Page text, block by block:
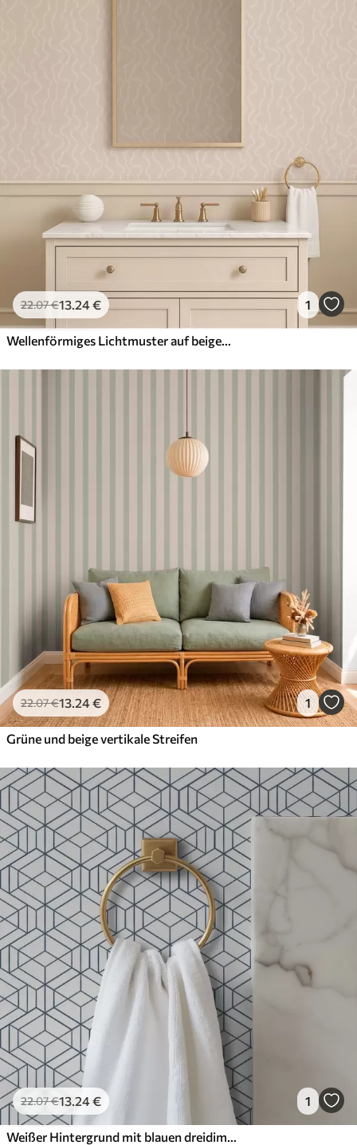
45.0027.00€/m²
Premium
/m²
Premium-Vinyl
65.00 .00 €/m²
22.07€13.24€ 1
Wellenförmiges Lichtmuster auf beigem Hintergrund
22.07€13.24€ 1
Grüne und beige vertikale Streifen
22.07€13.24€ 1
Weißer Hintergrund mit blauen dreidimensionalen geometrischen Würfeln